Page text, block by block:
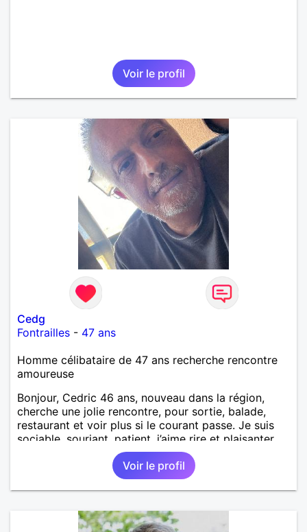
Voir le profil
Cedg
Fontrailles - 47 ans
Homme célibataire de 47 ans recherche rencontre
amoureuse
Bonjour, Cedric 46 ans, nouveau dans la région,
cherche une jolie rencontre, pour sortie, balade,
restaurant et voir plus si le courant passe. Je suis
sociable, souriant, patient, j’aime rire et plaisanter..
Voir le profil